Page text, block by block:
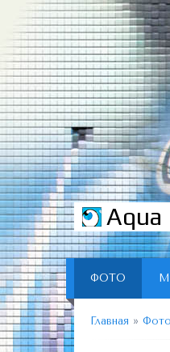
Aqua
ФОТО
Главная »